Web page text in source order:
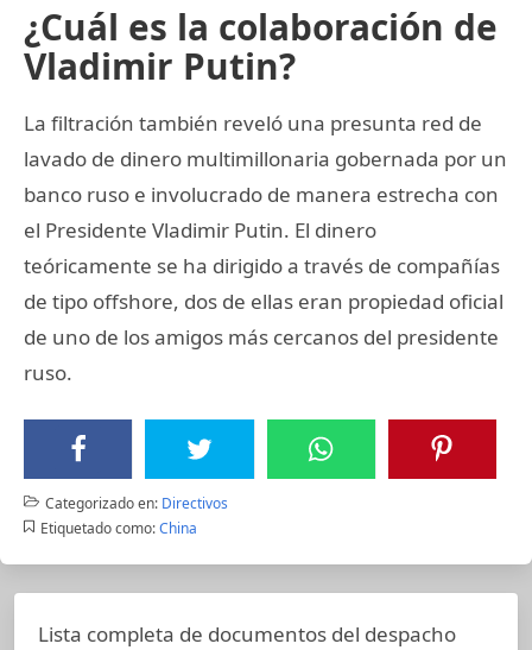
¿Cuál es la colaboración de
Vladimir Putin?
La filtración también reveló una presunta red de
lavado de dinero multimillonaria gobernada por un
banco ruso e involucrado de manera estrecha con
el Presidente Vladimir Putin. El dinero
teóricamente se ha dirigido a través de compañías
de tipo offshore, dos de ellas eran propiedad oficial
de uno de los amigos más cercanos del presidente
ruso.
Categorizado en: Directivos
Etiquetado como: China
Lista completa de documentos del despacho